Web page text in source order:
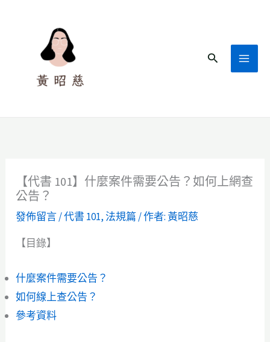
搜
【代書 101】什麼案件需要公告？如何上網查
公告？
發佈留言/代書 101, 法規篇/ 作者:黃昭慈
【目錄】
什麼案件需要公告？
如何線上查公告？
參考資料